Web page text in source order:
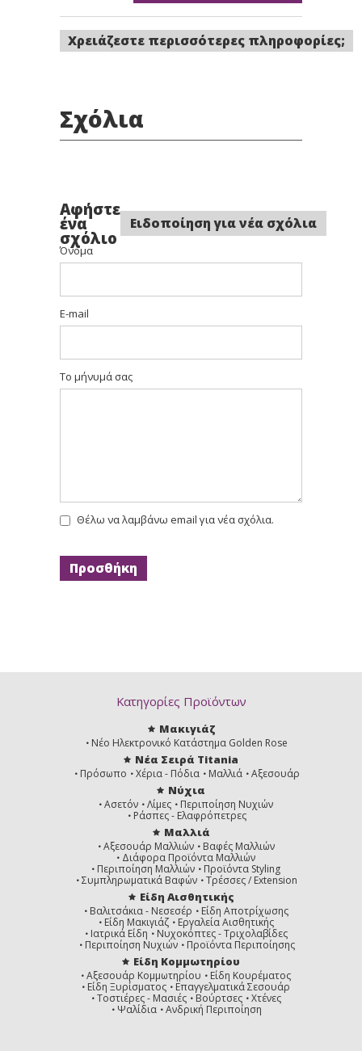
Χρειάζεστε περισσότερες πληροφορίες;
Σχόλια
Αφήστε
ένα
σχόλιο
Ειδοποίηση για νέα σχόλια
Όνομα
E-mail
Το μήνυμά σας
Θέλω να λαμβάνω email για νέα σχόλια.
Κατηγορίες Προϊόντων
Μακιγιάζ
Νέο Ηλεκτρονικό Κατάστημα Golden Rose
Νέα Σειρά Titania
Πρόσωπο Χέρια - Πόδια Μαλλιά Αξεσουάρ
Νύχια
Ασετόν Λίμες
Περιποίηση Νυχιών
Ράσπες - Ελαφρόπετρες
Μαλλιά
Αξεσουάρ Μαλλιών
Βαφές Μαλλιών
Διάφορα Προϊόντα Μαλλιών
Περιποίηση Μαλλιών
Προϊόντα Styling
Συμπληρωματικά Βαφών
Τρέσσες / Extension
Είδη Αισθητικής
Βαλιτσάκια - Νεσεσέρ
Είδη Αποτρίχωσης
Είδη Μακιγιάζ
Εργαλεία Αισθητικής
Ιατρικά Είδη
Νυχοκόπτες - Τριχολαβίδες
Περιποίηση Νυχιών
Προϊόντα Περιποίησης
Είδη Κομμωτηρίου
Αξεσουάρ Κομμωτηρίου
Είδη Κουρέματος
Είδη Ξυρίσματος
Επαγγελματικά Σεσουάρ
Τοστιέρες - Μασιές
Βούρτσες
Χτένες
Ψαλίδια
Ανδρική Περιποίηση